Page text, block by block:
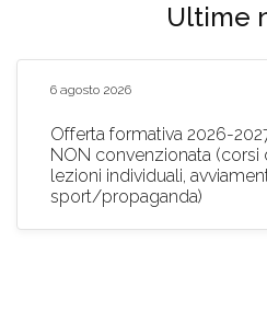
Ultime
6 agosto 2026
Offerta formativa 2026-
NON convenzionata (corsi
lezioni individuali,
sport/propaganda)